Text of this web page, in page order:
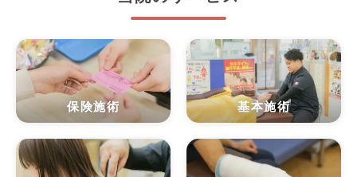
保険施術 基本施術